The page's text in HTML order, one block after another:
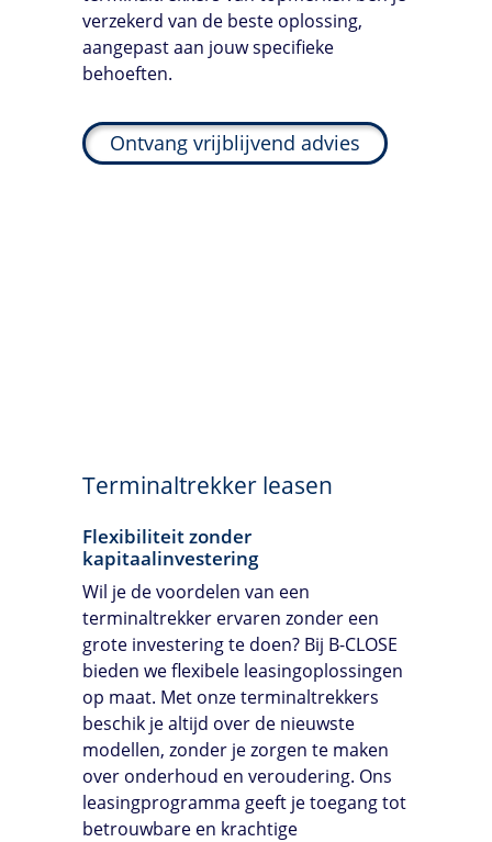
verzekerd van de beste oplossing,
aangepast aan jouw specifieke
behoeften.
Ontvang vrijblijvend advies
Terminaltrekker leasen
Flexibiliteit zonder
kapitaalinvestering
Wil je de voordelen van een
terminaltrekker ervaren zonder een
grote investering te doen? Bij B-CLOSE
bieden we flexibele leasingoplossingen
op maat. Met onze terminaltrekkers
beschik je altijd over de nieuwste
modellen, zonder je zorgen te maken
over onderhoud en veroudering. Ons
leasingprogramma geeft je toegang tot
betrouwbare en krachtige